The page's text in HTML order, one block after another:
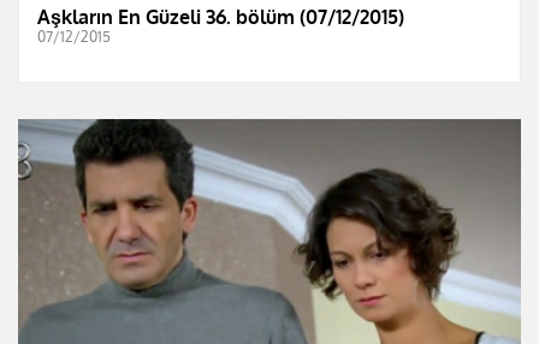
Aşkların En Güzeli 36. bölüm (07/12/2015)
07/12/2015